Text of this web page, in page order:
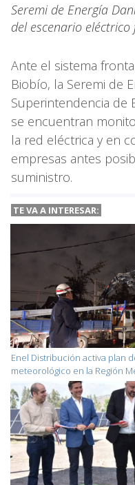
Seremi de Energía
del escenario
Ante el sistema
Biobío, la Seremi de
Superintendencia de
se encuentran
la red eléctrica y en
empresas antes
suministro.
TE VA A INTERESAR:
Enel Distribución activa plan
meteorológico en la Región